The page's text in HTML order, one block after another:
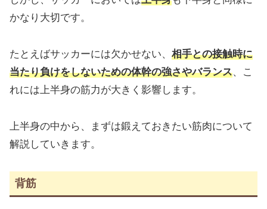
かなり大切です。
たとえばサッカーには欠かせない、 相手との接触時に
当たり負けをしないための体幹の強さやバランス、こ
れには上半身の筋力が大きく影響します。
上半身の中から、まずは鍛えておきたい筋肉について
解説していきます。
背筋